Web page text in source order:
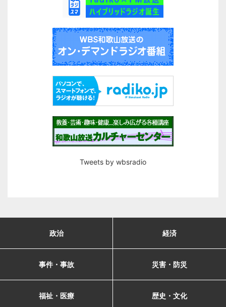
Tweets by wbsradio
政治 経済
事件・事故 災害・防災
福祉・医療 歴史・文化